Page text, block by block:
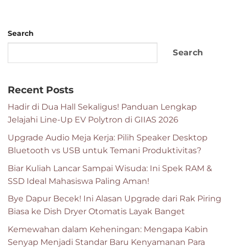
Search
Search
Recent Posts
Hadir di Dua Hall Sekaligus! Panduan Lengkap
Jelajahi Line-Up EV Polytron di GIIAS 2026
Upgrade Audio Meja Kerja: Pilih Speaker Desktop
Bluetooth vs USB untuk Temani Produktivitas?
Biar Kuliah Lancar Sampai Wisuda: Ini Spek RAM &
SSD Ideal Mahasiswa Paling Aman!
Bye Dapur Becek! Ini Alasan Upgrade dari Rak Piring
Biasa ke Dish Dryer Otomatis Layak Banget
Kemewahan dalam Keheningan: Mengapa Kabin
Senyap Menjadi Standar Baru Kenyamanan Para